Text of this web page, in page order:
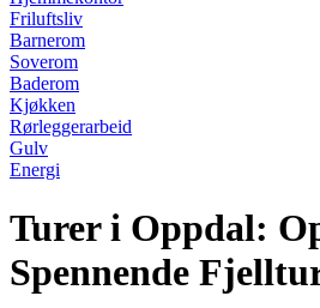
Friluftsliv
Barnerom
Soverom
Baderom
Kjøkken
Rørleggerarbeid
Gulv
Energi
Turer i Oppdal:
Spennende